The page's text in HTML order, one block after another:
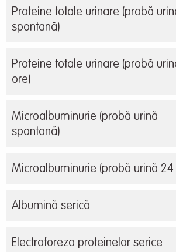
Proteine totale urinare (probă
spontană)
Proteine totale urinare (probă
ore)
Microalbuminurie (probă urină
spontană)
Microalbuminurie (probă urină 24
Albumină serică
Electroforeza proteinelor serice